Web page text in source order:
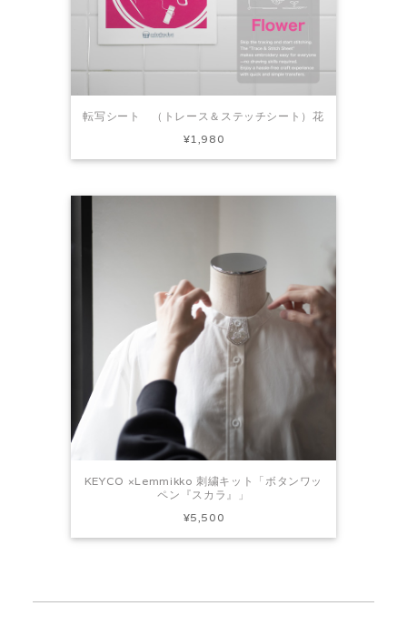
転写シート （トレース＆ステッチシート）花
¥1,980
KEYCO ×Lemmikko 刺繍キット「ボタンワッ
ペン『スカラ』」
¥5,500